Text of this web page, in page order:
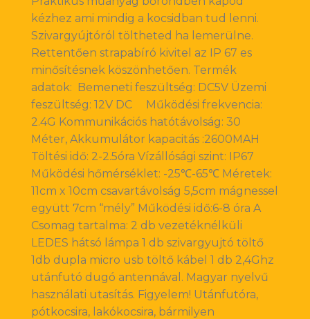
kézhez ami mindig a kocsidban tud lenni.
Szivargyújtóról töltheted ha lemerülne.
Rettentően strapabíró kivitel az IP 67 es
minősítésnek köszönhetően. Termék
adatok: Bemeneti feszültség: DC5V Üzemi
feszültség: 12V DC Működési frekvencia:
2.4G Kommunikációs hatótávolság: 30
Méter, Akkumulátor kapacitás :2600MAH
Töltési idő: 2-2.5óra Vízállósági szint: IP67
Működési hőmérséklet: -25℃-65℃ Méretek:
11cm x 10cm csavartávolság 5,5cm mágnessel
együtt 7cm “mély” Működési idő:6-8 óra A
Csomag tartalma: 2 db vezetéknélküli
LEDES hátsó lámpa 1 db szivargyujtó töltő
1db dupla micro usb töltő kábel 1 db 2,4Ghz
utánfutó dugó antennával. Magyar nyelvű
használati utasítás. Figyelem! Utánfutóra,
pótkocsira, lakókocsira, bármilyen